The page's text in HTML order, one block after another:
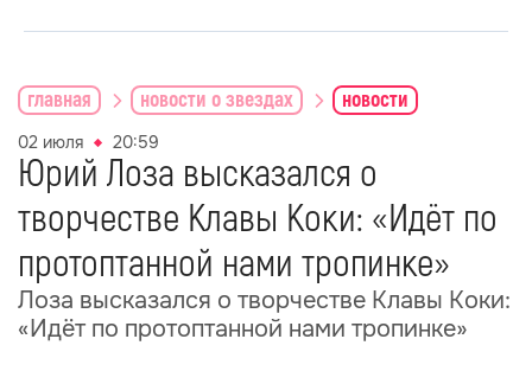
главная новости о звездах новости
02 июля 20:59
Юрий Лоза высказался о
творчестве Клавы Коки: «Идёт по
протоптанной нами тропинке»
Лоза высказался о творчестве Клавы Коки:
«Идёт по протоптанной нами тропинке»